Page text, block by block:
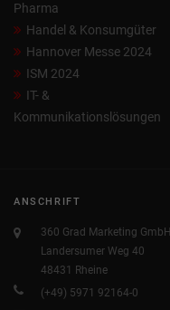
Pharma
Handel & Konsumgüter
Hannover Messe 2024
ISM 2024
IT- &
Kommunikationslösungen
ANSCHRIFT
360 Grad Marketing GmbH
Landersumer Weg 40
48431 Rheine
(+49) 5971 92164-0